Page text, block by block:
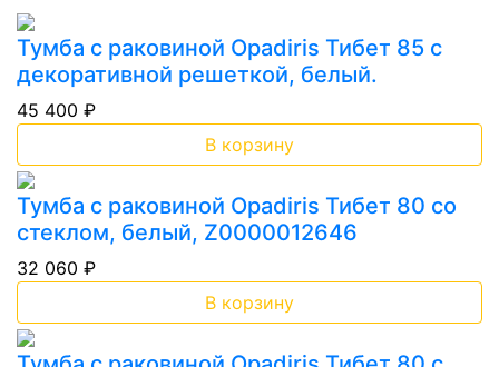
Тумба с раковиной Opadiris Тибет 85 с
декоративной решеткой, белый.
45 400 ₽
В корзину
Тумба с раковиной Opadiris Тибет 80 со
стеклом, белый, Z0000012646
32 060 ₽
В корзину